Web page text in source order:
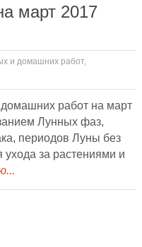
март 2017
и домашних работ,
работ на март
Лунных фаз,
периодов Луны без
ухода за растениями и